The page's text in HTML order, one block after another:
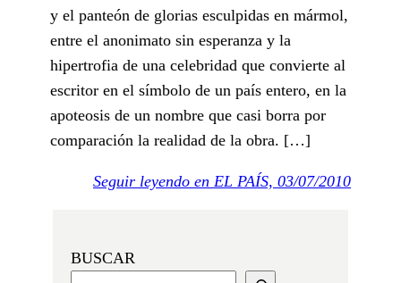
y el panteón de glorias esculpidas en mármol,
entre el anonimato sin esperanza y la
hipertrofia de una celebridad que convierte al
escritor en el símbolo de un país entero, en la
apoteosis de un nombre que casi borra por
comparación la realidad de la obra. […]
Seguir leyendo en EL PAÍS, 03/07/2010
BUSCAR